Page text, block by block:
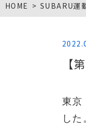
HOME SUBARU運
【
東京
した